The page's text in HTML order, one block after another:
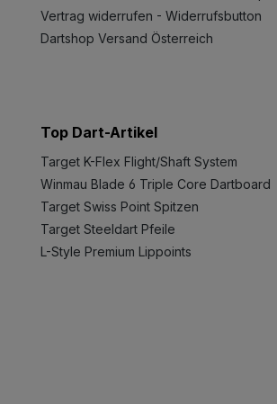
Vertrag widerrufen - Widerrufsbutton
Dartshop Versand Österreich
Top Dart-Artikel
Target K-Flex Flight/Shaft System
Winmau Blade 6 Triple Core Dartboard
Target Swiss Point Spitzen
Target Steeldart Pfeile
L-Style Premium Lippoints